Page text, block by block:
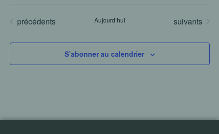
Évènements
précédents Aujourd’hui Évènements
suivants
S’abonner au calendrier